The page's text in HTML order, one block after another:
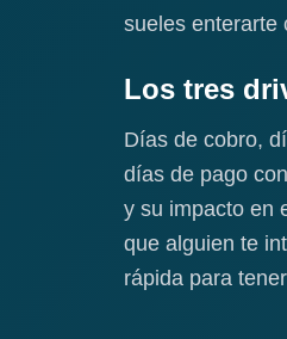
sueles enterarte
Los tres
Días de cobro,
días de pago
y su impacto en
que alguien te
rápida para